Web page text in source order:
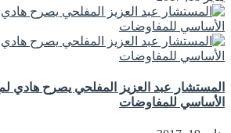
المستشار عبد العزيز المفلحي يصرح هادي
الأساسي للمفاوضات